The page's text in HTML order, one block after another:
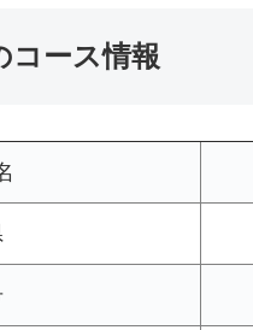
コース情報